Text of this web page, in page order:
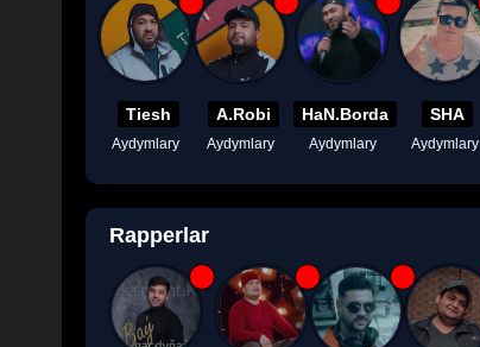
Tiesh
Aydymlary
A.Robi
Aydymlary
HaN.Borda
Aydymlary
SHA
Aydymlary
Rapperlar